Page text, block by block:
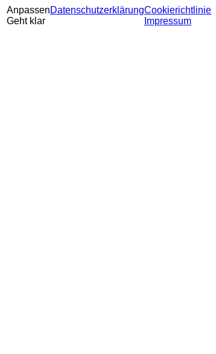
Anpassen
Geht klar
DatenschutzerklärungCookierichtlinie
Impressum